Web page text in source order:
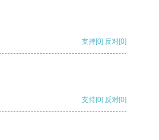
支持[0] 反对[0]
支持[0] 反对[0]